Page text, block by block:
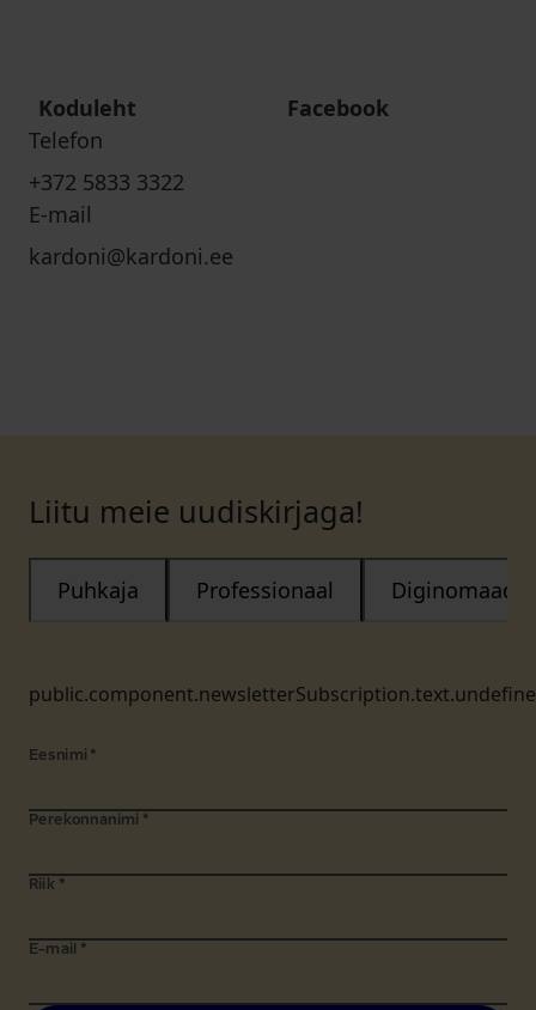
Koduleht
Facebook
Telefon
+372 5833 3322
E-mail
kardoni@kardoni.ee
Liitu meie uudiskirjaga!
Puhkaja Professionaal Diginomaad
Eesnimi *
Perekonnanimi *
Riik *
E-mail *